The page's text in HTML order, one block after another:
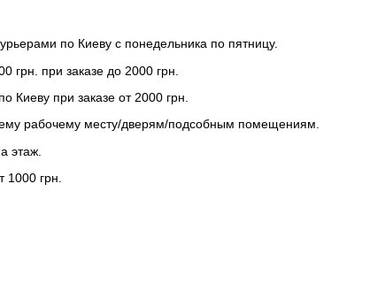
по Киеву с понедельника по пятницу.
грн. при заказе до 2000 грн.
Киеву при заказе от 2000 грн.
рабочему месту/дверям/подсобным помещениям.
этаж.
1000 грн.